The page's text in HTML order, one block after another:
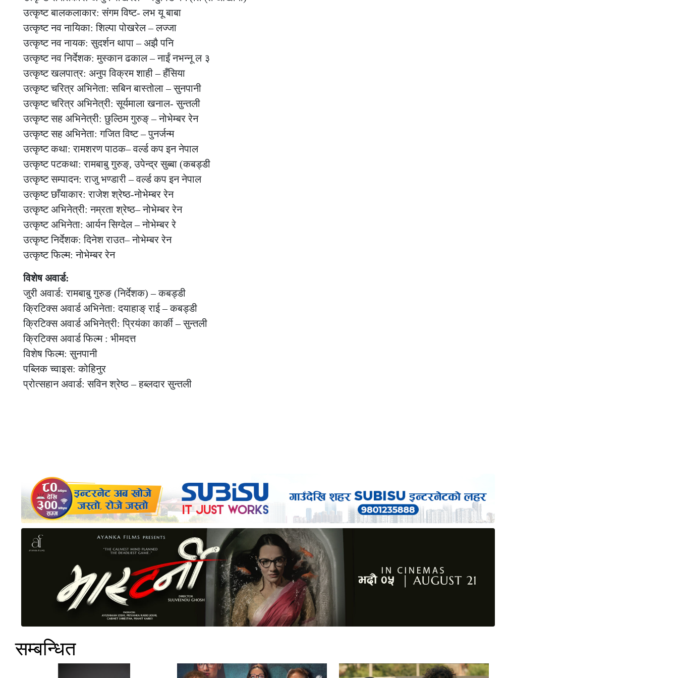
उत्कृष्ट बालकलाकार: संगम विष्ट- लभ यू बाबा
उत्कृष्ट नव नायिका: शिल्पा पोखरेल – लज्जा
उत्कृष्ट नव नायक: सुदर्शन थापा – अझै पनि
उत्कृष्ट नव निर्देशक: मुस्कान ढकाल – नाईं नभन्नू ल ३
उत्कृष्ट खलपात्र: अनुप विक्रम शाही – हँसिया
उत्कृष्ट चरित्र अभिनेता: सबिन बास्तोला – सुनपानी
उत्कृष्ट चरित्र अभिनेत्री: सूर्यमाला खनाल- सुन्तली
उत्कृष्ट सह अभिनेत्री: छुल्ठिम गुरुङ् – नोभेम्बर रेन
उत्कृष्ट सह अभिनेता: गजित विष्ट – पुनर्जन्म
उत्कृष्ट कथा: रामशरण पाठक– वर्ल्ड कप इन नेपाल
उत्कृष्ट पटकथा: रामबाबु गुरुङ्, उपेन्द्र सुब्बा (कबड्डी
उत्कृष्ट सम्पादन: राजु भण्डारी – वर्ल्ड कप इन नेपाल
उत्कृष्ट छाँयाकार: राजेश श्रेष्ठ-नोभेम्बर रेन
उत्कृष्ट अभिनेत्री: नम्रता श्रेष्ठ– नोभेम्बर रेन
उत्कृष्ट अभिनेता: आर्यन सिग्देल – नोभेम्बर रे
उत्कृष्ट निर्देशक: दिनेश राउत– नोभेम्बर रेन
उत्कृष्ट फिल्म: नोभेम्बर रेन
विशेष अवार्ड:
जुरी अवार्ड: रामबाबु गुरुङ (निर्देशक) – कबड्डी
क्रिटिक्स अवार्ड अभिनेता: दयाहाङ् राई – कबड्डी
क्रिटिक्स अवार्ड अभिनेत्री: प्रियंका कार्की – सुन्तली
क्रिटिक्स अवार्ड फिल्म : भीमदत्त
विशेष फिल्म: सुनपानी
पब्लिक च्वाइस: कोहिनुर
प्रोत्सहान अवार्ड: सविन श्रेष्ठ – हब्लदार सुन्तली
सम्बन्धित